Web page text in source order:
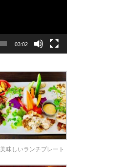
03:02
美味しいランチプレート